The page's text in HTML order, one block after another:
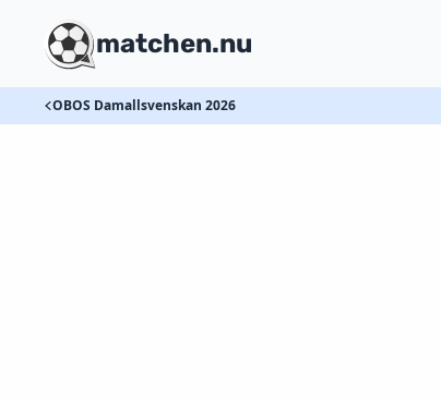
matchen.nu
OBOS Damallsvenskan 2026